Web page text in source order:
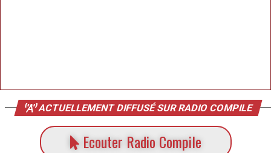
ACTUELLEMENT DIFFUSÉ SUR RADIO COMPILE
Ecouter Radio Compile